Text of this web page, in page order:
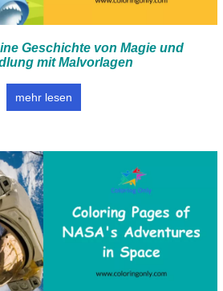
Geschichte von Magie und
mit Malvorlagen
mehr lesen